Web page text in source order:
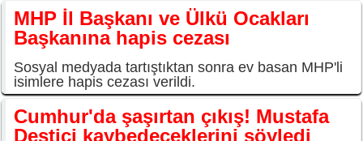
MHP İl Başkanı ve Ülkü Ocakları
Başkanına hapis cezası
Sosyal medyada tartıştıktan sonra ev basan MHP'li
isimlere hapis cezası verildi.
Cumhur'da şaşırtan çıkış! Mustafa
Destici kaybedeceklerini söyledi